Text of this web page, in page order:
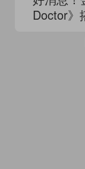
Doctor》